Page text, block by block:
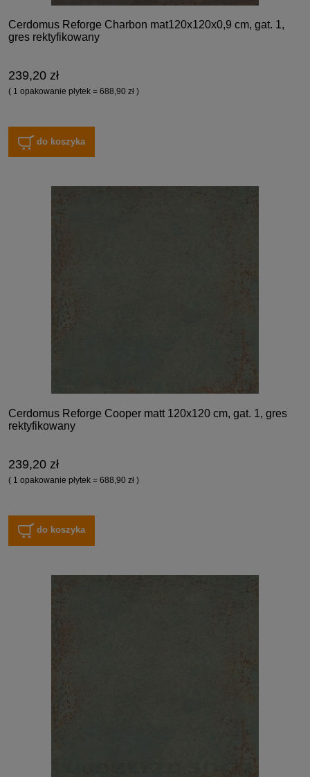
Cerdomus Reforge Charbon mat120x120x0,9 cm, gat. 1,
gres rektyfikowany
239,20 zł
( 1 opakowanie płytek = 688,90 zł )
do koszyka
Cerdomus Reforge Cooper matt 120x120 cm, gat. 1, gres
rektyfikowany
239,20 zł
( 1 opakowanie płytek = 688,90 zł )
do koszyka